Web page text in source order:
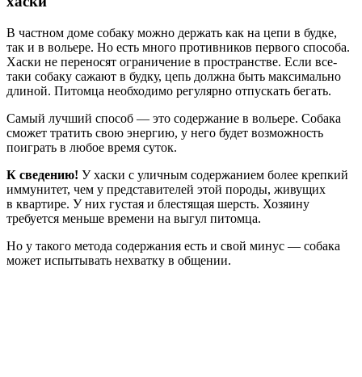
В частном доме собаку можно держать как на цепи в будке,
так и в вольере. Но есть много противников первого способа.
Хаски не переносят ограничение в пространстве. Если все-
таки собаку сажают в будку, цепь должна быть максимально
длиной. Питомца необходимо регулярно отпускать бегать.
Самый лучший способ — это содержание в вольере. Собака
сможет тратить свою энергию, у него будет возможность
поиграть в любое время суток.
К сведению! У хаски с уличным содержанием более крепкий
иммунитет, чем у представителей этой породы, живущих
в квартире. У них густая и блестящая шерсть. Хозяину
требуется меньше времени на выгул питомца.
Но у такого метода содержания есть и свой минус — собака
может испытывать нехватку в общении.